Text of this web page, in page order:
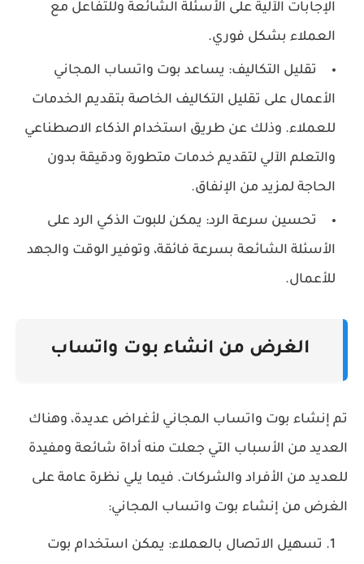
الإجابات الآلية على الأسئلة الشائعة وللتفاعل مع
العملاء بشكل فوري.
تقليل التكاليف: يساعد بوت واتساب المجاني
الأعمال على تقليل التكاليف الخاصة بتقديم الخدمات
للعملاء. وذلك عن طريق استخدام الذكاء الاصطناعي
والتعلم الآلي لتقديم خدمات متطورة ودقيقة بدون
الحاجة لمزيد من الإنفاق.
تحسين سرعة الرد: يمكن للبوت الذكي الرد على
الأسئلة الشائعة بسرعة فائقة، وتوفير الوقت والجهد
للأعمال.
الغرض من انشاء بوت واتساب
تم إنشاء بوت واتساب المجاني لأغراض عديدة، وهناك
العديد من الأسباب التي جعلت منه أداة شائعة ومفيدة
للعديد من الأفراد والشركات. فيما يلي نظرة عامة على
الغرض من إنشاء بوت واتساب المجاني:
تسهيل الاتصال بالعملاء: يمكن استخدام بوت